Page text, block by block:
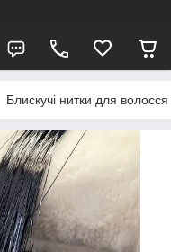
Блискучі нитки для волосся